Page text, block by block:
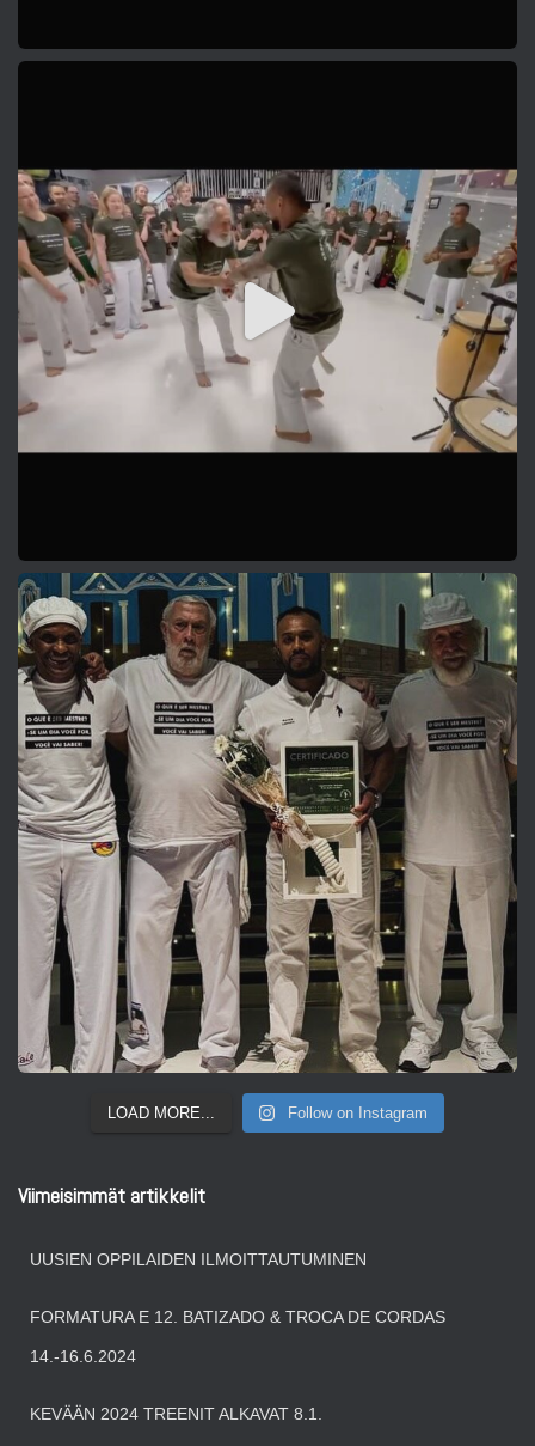
LOAD MORE... Follow on Instagram
Viimeisimmät artikkelit
UUSIEN OPPILAIDEN ILMOITTAUTUMINEN
FORMATURA E 12. BATIZADO & TROCA DE CORDAS
14.-16.6.2024
KEVÄÄN 2024 TREENIT ALKAVAT 8.1.